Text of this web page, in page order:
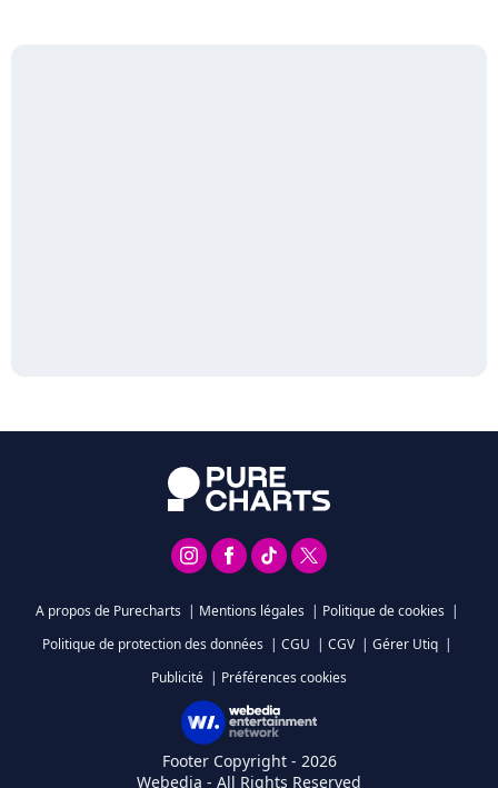
A propos de Purecharts | Mentions légales | Politique de cookies |
Politique de protection des données | CGU | CGV | Gérer Utiq |
Publicité | Préférences cookies
Footer Copyright - 2026
Webedia - All Rights Reserved